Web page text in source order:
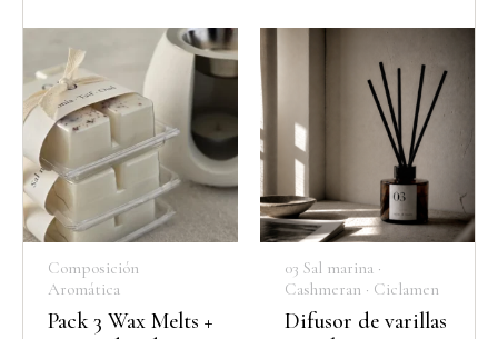
Composición
Aromática
Pack 3 Wax Melts +
03 Sal marina ·
Cashmeran · Ciclamen
Difusor de varillas